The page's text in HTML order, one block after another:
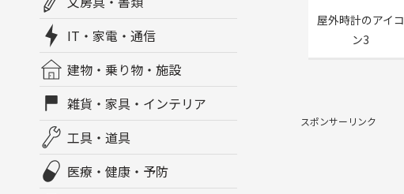
IT・家電・通信
建物・乗り物・施設
雑貨・家具・インテリア
工具・道具
医療・健康・予防
屋外時計のアイコ
ン3
スポンサーリンク